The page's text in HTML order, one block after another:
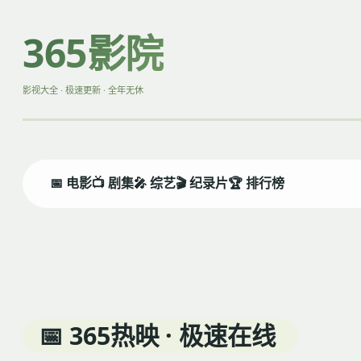
365影院
影视大全 · 极速更新 · 全年无休
📅 电影📺 剧集🎤 综艺🎬 纪录片🏆 排行榜
正义永不缺席
📅 365热映 · 极速在线